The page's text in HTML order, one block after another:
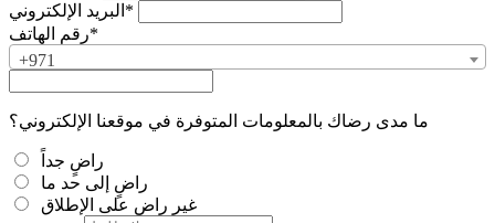
البريد الإلكتروني*
رقم الهاتف*
+971
ما مدى رضاك بالمعلومات المتوفرة في موقعنا الإلكتروني؟
راضٍ جداً
راضٍ إلى حد ما
غير راضٍ على الإطلاق